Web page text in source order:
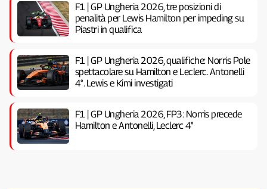
F1 | GP Ungheria 2026, tre posizioni di
penalità per Lewis Hamilton per impeding su
Piastri in qualifica
F1 | GP Ungheria 2026, qualifiche: Norris Pole
spettacolare su Hamilton e Leclerc. Antonelli
4°. Lewis e Kimi investigati
F1 | GP Ungheria 2026, FP3: Norris precede
Hamilton e Antonelli, Leclerc 4°